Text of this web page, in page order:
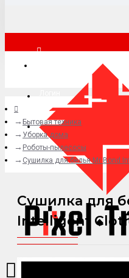
+7 (495) 015-41-41
Бытовая техника
Уборка дома
Роботы-пылесосы
Сушилка для белья Mr Bond
Сушилка для
Intelligent